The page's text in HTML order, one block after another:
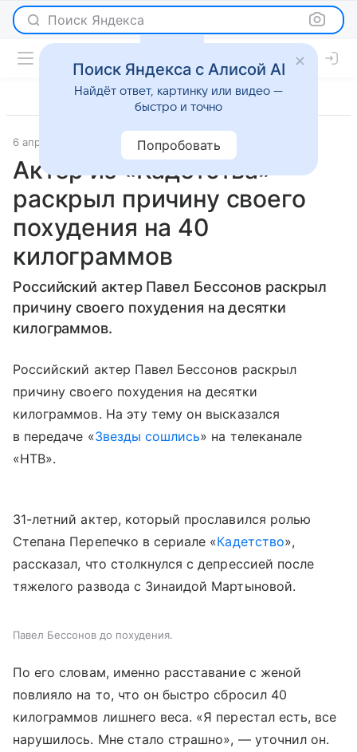
Поиск Яндекса
6 апреля 2022 Lenta.Ru Светская жизнь
Актер из «Кадетства»
раскрыл причину своего
похудения на 40
килограммов
Российский актер Павел Бессонов раскрыл
причину своего похудения на десятки
килограммов.
Российский актер Павел Бессонов раскрыл
причину своего похудения на десятки
килограммов. На эту тему он высказался
в передаче «Звезды сошлись» на телеканале
«НТВ».
31-летний актер, который прославился ролью
Степана Перепечко в сериале «Кадетство»,
рассказал, что столкнулся с депрессией после
тяжелого развода с Зинаидой Мартыновой.
Павел Бессонов до похудения.
По его словам, именно расставание с женой
повлияло на то, что он быстро сбросил 40
килограммов лишнего веса. «Я перестал есть, все
нарушилось. Мне стало страшно», — уточнил он.
Поиск Яндекса с Алисой AI
Найдёт ответ, картинку или видео —
быстро и точно
Попробовать